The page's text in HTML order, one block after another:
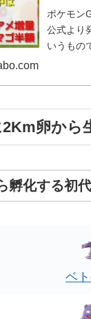
ポケモン
公式より
いうもの
卵から
孵化する初
ベ